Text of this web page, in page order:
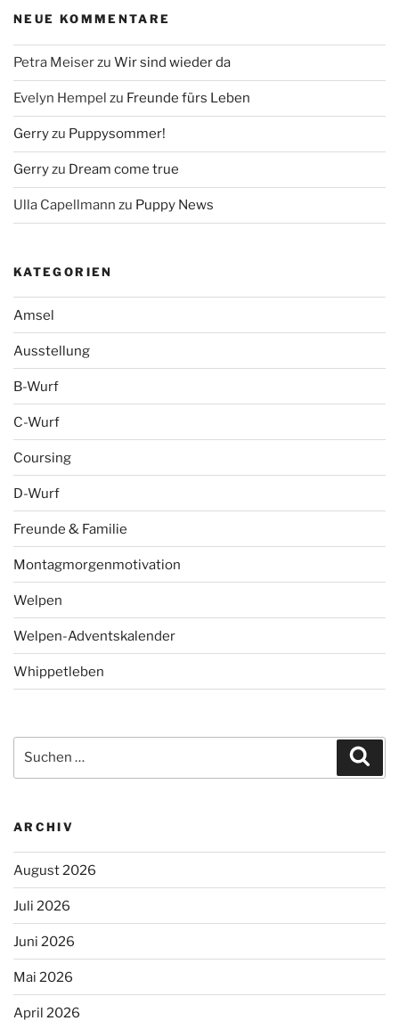
NEUE KOMMENTARE
Petra Meiserzu Wir sind wieder da
Evelyn Hempel zu Freunde fürs Leben
Gerryzu Puppysommer!
Gerryzu Dream come true
Ulla Capellmann zu Puppy News
KATEGORIEN
Amsel
Ausstellung
B-Wurf
C-Wurf
Coursing
D-Wurf
Freunde & Familie
Montagmorgenmotivation
Welpen
Welpen-Adventskalender
Whippetleben
nach:
ARCHIV
August 2026
Juli 2026
Juni 2026
Mai 2026
April 2026